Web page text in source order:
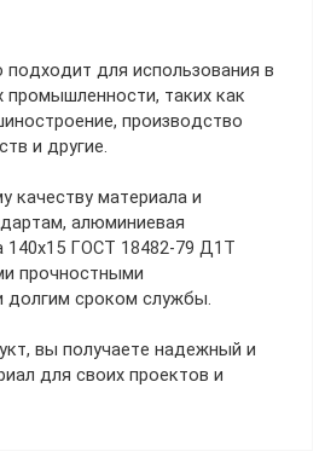
подходит для использования в
промышленности, таких как
производство
и другие.
качеству материала и
алюминиевая
140х15 ГОСТ 18482-79 Д1Т
прочностными
долгим сроком службы.
вы получаете надежный и
для своих проектов и